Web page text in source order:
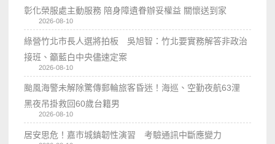
彰化榮服處主動服務 陪身障遺眷辦妥權益 關懷送到家
2026-08-10
綠營竹北市長人選將拍板 吳旭智：竹北要實務解答非政治
接班、籲藍白中央儘速定案
2026-08-10
颱風海警未解除驚傳郵輪旅客昏迷！海巡、空勤夜航63浬
黑夜吊掛救回60歲台籍男
2026-08-10
居安思危！嘉市城鎮韌性演習 考驗通訊中斷應變力